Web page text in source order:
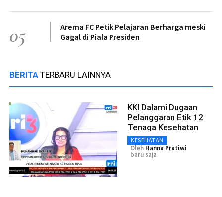
05
Arema FC Petik Pelajaran Berharga meski
Gagal di Piala Presiden
BERITA TERBARU LAINNYA
KKI Dalami Dugaan
Pelanggaran Etik 12
Tenaga Kesehatan
KESEHATAN
Oleh Hanna Pratiwi
baru saja